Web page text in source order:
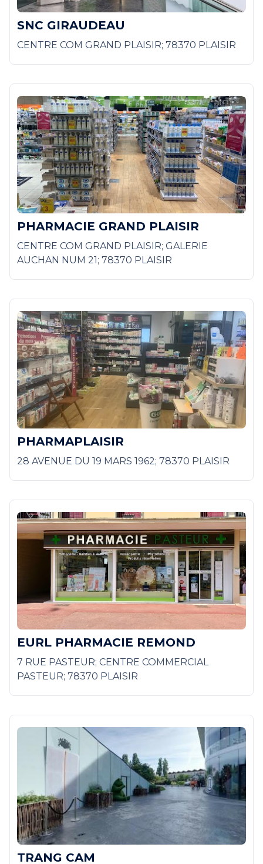
SNC GIRAUDEAU
CENTRE COM GRAND PLAISIR; 78370 PLAISIR
PHARMACIE GRAND PLAISIR
CENTRE COM GRAND PLAISIR; GALERIE
AUCHAN NUM 21; 78370 PLAISIR
PHARMAPLAISIR
28 AVENUE DU 19 MARS 1962; 78370 PLAISIR
EURL PHARMACIE REMOND
7 RUE PASTEUR; CENTRE COMMERCIAL
PASTEUR; 78370 PLAISIR
TRANG CAM